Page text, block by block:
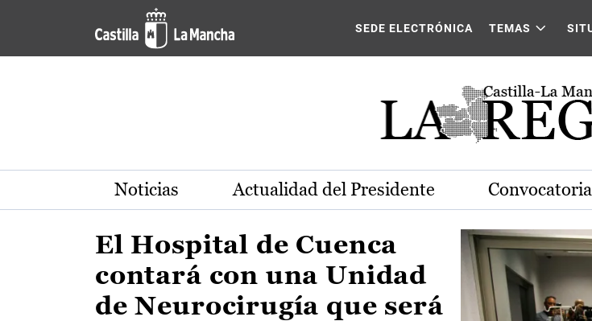
Pasar al contenido principal
Actualidad de la región de Castilla-La Mancha
SEDE ELECTRÓNICA TEMAS
Noticias Actualidad del Presidente
El Hospital de Cuenca
contará con una Unidad
de Neurocirugía que será